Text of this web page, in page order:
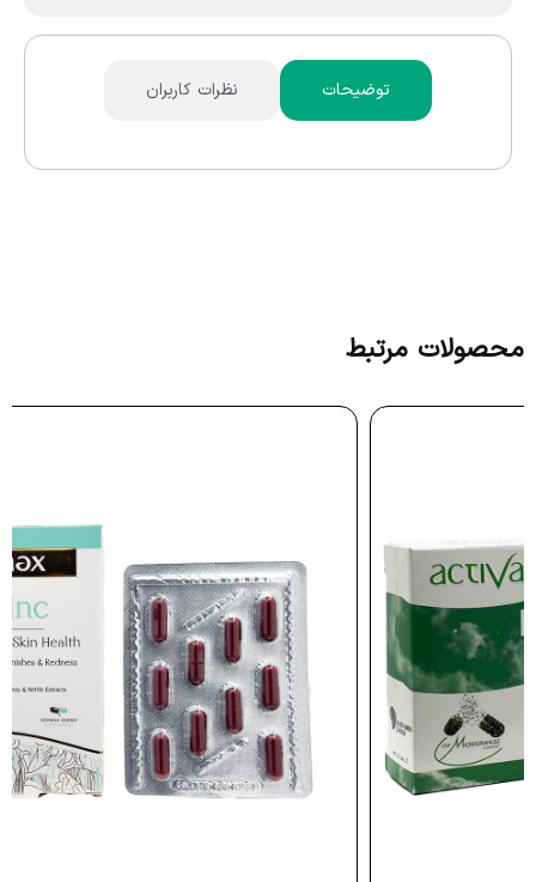
توضیحات نظرات کاربران
محصولات مرتبط